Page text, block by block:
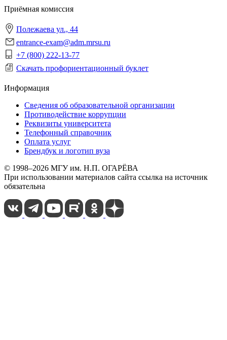
Приёмная комиссия
Полежаева ул., 44
entrance-exam@adm.mrsu.ru
+7 (800) 222-13-77
Скачать профориентационный буклет
Информация
Сведения об образовательной организации
Противодействие коррупции
Реквизиты университета
Телефонный справочник
Оплата услуг
Брендбук и логотип вуза
© 1998–2026 МГУ им. Н.П. ОГАРЁВА
При использовании материалов сайта ссылка на источник
обязательна